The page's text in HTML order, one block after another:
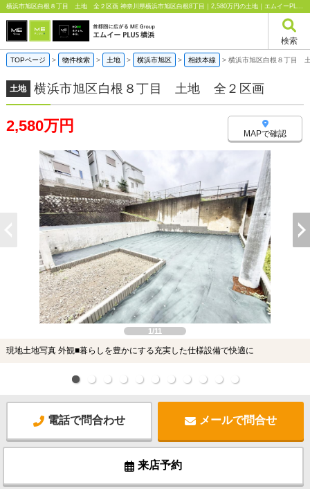
横浜市旭区白根８丁目 土地 全２区画 神奈川県横浜市旭区白根8丁目｜2,580万円の土地｜エムイーPLUS横浜
検索
TOPページ > 物件検索 > 土地 > 横浜市旭区 > 相鉄本線 > 横浜市旭区白根８丁目
土地 横浜市旭区白根８丁目 土地 全２区画
2,580万円 MAPで確認
1/11
現地土地写真 外観■暮らしを豊かにする充実した仕様設備で快適に
電話で問合わせ メールで問合せ
来店予約